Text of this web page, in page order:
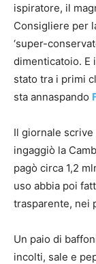
ispiratore, il
Consigliere per
‘super-
dimenticatoio. E
stato tra i primi
sta annaspando
Il giornale
ingaggiò la
pagò circa 1,2
uso abbia poi
trasparente, nei
Un paio di
incolti, sale e